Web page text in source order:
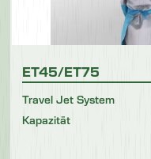
ET45/ET75
Travel Jet System
Kapazität